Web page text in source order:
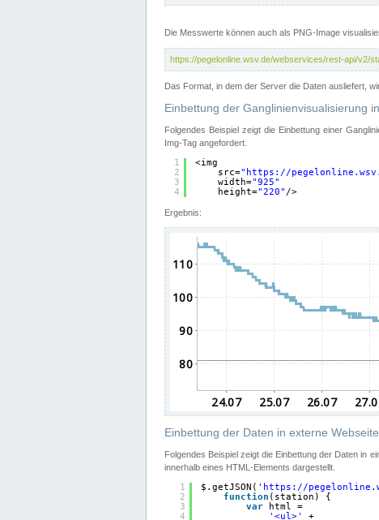
Die Messwerte können auch als PNG-Image
https://pegelonline.wsv.de/webservices/rest-api/v2/
Das Format, in dem der Server die Daten ausliefert,
Einbettung der Ganglinienvisualisierung
Folgendes Beispiel zeigt die Einbettung einer
Img-Tag angefordert.
1
2
3
4
<img
src=" https://
width="925"
height="220" />
Ergebnis:
Einbettung der Daten in externe
Folgendes Beispiel zeigt die Einbettung der Daten in
innerhalb eines HTML-Elements dargestellt.
1
2
3
4
$.getJSON( ' https://
function (station) {
var
html =
'<ul>'
+